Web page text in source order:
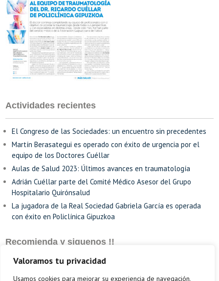
Valoramos tu privacidad
Usamos cookies para mejorar su experiencia de navegación,
Actividades recientes
El Congreso de las Sociedades: un encuentro sin precedentes
Martín Berasategui es operado con éxito de urgencia por el
equipo de los Doctores Cuéllar
Aulas de Salud 2023: Últimos avances en traumatología
Adrián Cuéllar parte del Comité Médico Asesor del Grupo
Hospitalario Quirónsalud
La jugadora de la Real Sociedad Gabriela García es operada
con éxito en Policlínica Gipuzkoa
Recomienda y siguenos !!